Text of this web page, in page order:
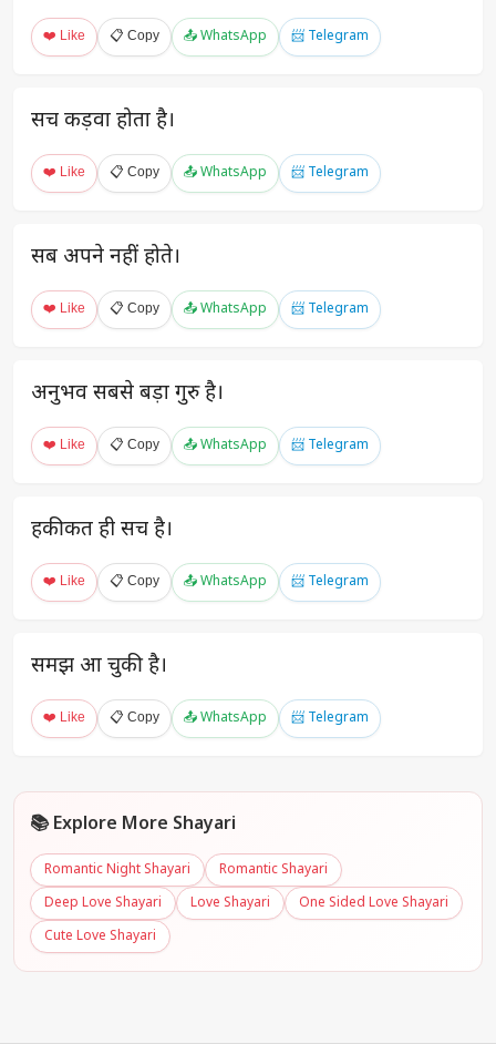
❤️ Like 📋 Copy 📤 WhatsApp 📨 Telegram
सच कड़वा होता है।
❤️ Like 📋 Copy 📤 WhatsApp 📨 Telegram
सब अपने नहीं होते।
❤️ Like 📋 Copy 📤 WhatsApp 📨 Telegram
अनुभव सबसे बड़ा गुरु है।
❤️ Like 📋 Copy 📤 WhatsApp 📨 Telegram
हकीकत ही सच है।
❤️ Like 📋 Copy 📤 WhatsApp 📨 Telegram
समझ आ चुकी है।
❤️ Like 📋 Copy 📤 WhatsApp 📨 Telegram
📚 Explore More Shayari
Romantic Night Shayari
Romantic Shayari
Deep Love Shayari
Love Shayari
One Sided Love Shayari
Cute Love Shayari